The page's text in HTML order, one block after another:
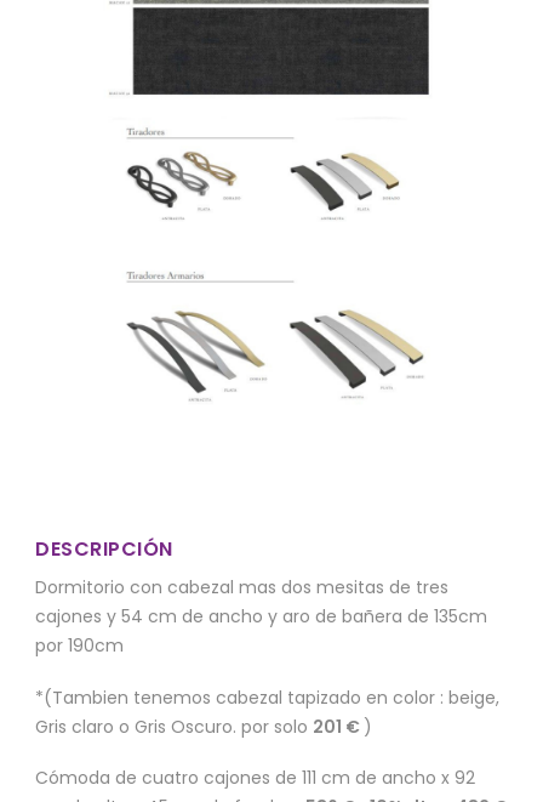
DESCRIPCIÓN
Dormitorio con cabezal mas dos mesitas de tres
cajones y 54 cm de ancho y aro de bañera de 135cm
por 190cm
*(Tambien tenemos cabezal tapizado en color : beige,
Gris claro o Gris Oscuro. por solo 201 € )
Cómoda de cuatro cajones de 111 cm de ancho x 92